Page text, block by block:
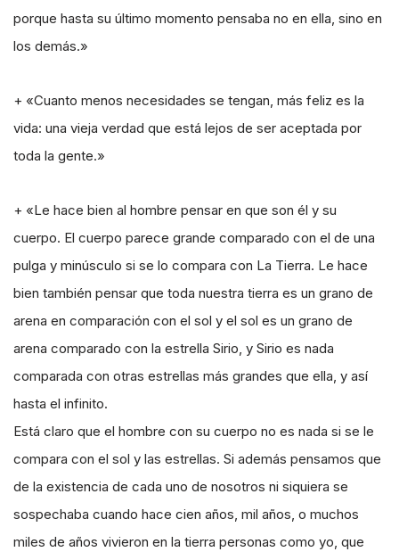
porque hasta su último momento pensaba no en ella, sino en
los demás.»
+ «Cuanto menos necesidades se tengan, más feliz es la
vida: una vieja verdad que está lejos de ser aceptada por
toda la gente.»
+ «Le hace bien al hombre pensar en que son él y su
cuerpo. El cuerpo parece grande comparado con el de una
pulga y minúsculo si se lo compara con La Tierra. Le hace
bien también pensar que toda nuestra tierra es un grano de
arena en comparación con el sol y el sol es un grano de
arena comparado con la estrella Sirio, y Sirio es nada
comparada con otras estrellas más grandes que ella, y así
hasta el infinito.
Está claro que el hombre con su cuerpo no es nada si se le
compara con el sol y las estrellas. Si además pensamos que
de la existencia de cada uno de nosotros ni siquiera se
sospechaba cuando hace cien años, mil años, o muchos
miles de años vivieron en la tierra personas como yo, que